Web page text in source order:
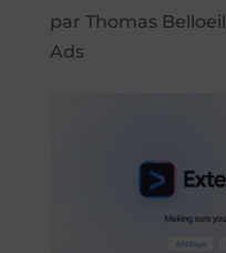
par Thomas Belloeil
Ads